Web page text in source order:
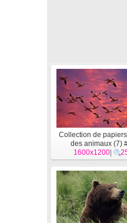
Collection de
des animaux (7)
1600x1200